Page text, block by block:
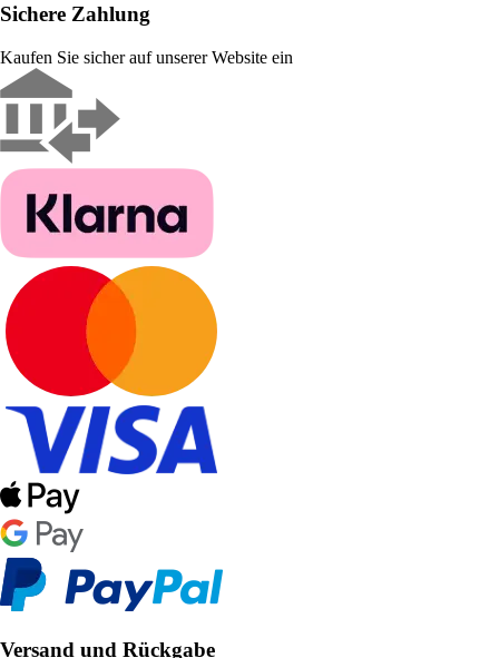
Sichere Zahlung
Kaufen Sie sicher auf unserer Website ein
Versand und Rückgabe